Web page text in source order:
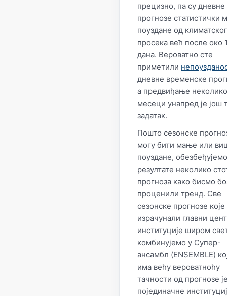
прецизно, па су дневне
прогнозе статистички
поуздане од климатског
просека већ после око
дана. Вероватно сте
приметили
дневне временске
а предвиђање неколико
месеци унапред је још
задатак.
Пошто сезонске
могу бити мање или
поуздане, обезбеђујемо
резултате неколико
прогноза како бисмо
проценили тренд. Све
сезонске прогнозе које
израчунали главни
институције широм
комбинујемо у Супер-
ансамбл (ENSEMBLE)
има већу вероватноћу
тачности од прогнозе
појединачне